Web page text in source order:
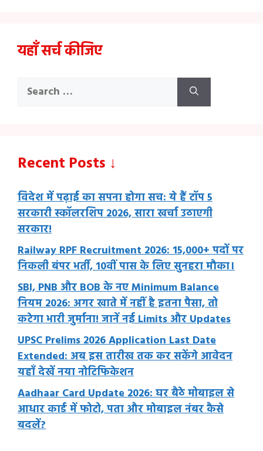
यहाँ सर्च कीजिए
Search
Recent Posts ↓
विदेश में पढ़ाई का सपना होगा सच: ये हैं टॉप 5
सरकारी स्कॉलरशिप 2026, सारा खर्चा उठाएगी
सरकार!
Railway RPF Recruitment 2026: 15,000+ पदों पर
निकली बंपर भर्ती, 10वीं पास के लिए सुनहरा मौका।
SBI, PNB और BOB के नए Minimum Balance
नियम 2026: अगर खाते में नहीं है इतना पैसा, तो
कटेगा भारी जुर्माना! जानें नई Limits और Updates
UPSC Prelims 2026 Application Last Date
Extended: अब इस तारीख तक कर सकेंगे आवेदन
यहाँ देखें नया नोटिफिकेशन
Aadhaar Card Update 2026: घर बैठे मोबाइल से
आधार कार्ड में फोटो, पता और मोबाइल नंबर कैसे
बदलें?